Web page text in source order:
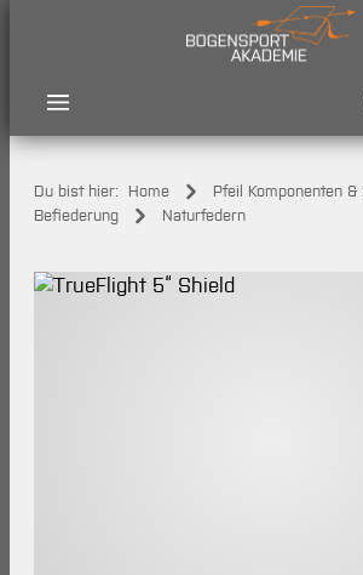
Du bist hier: Home
Pfeil Komponenten &
Befiederung
Naturfedern
Bildergalerie überspringen